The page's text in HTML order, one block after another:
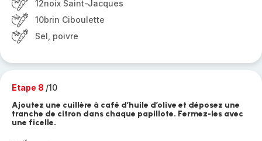
12noix Saint-Jacques
10brin Ciboulette
Sel, poivre
Etape 8 /10
Ajoutez une cuillère à café d’huile d’olive et déposez une
tranche de citron dans chaque papillote. Fermez-les avec
une ficelle.